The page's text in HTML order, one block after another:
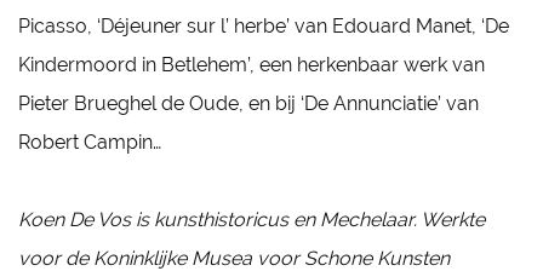
Picasso, ‘Déjeuner sur l’ herbe’ van Edouard Manet, ‘De
Kindermoord in Betlehem’, een herkenbaar werk van
Pieter Brueghel de Oude, en bij ‘De Annunciatie’ van
Robert Campin…
Koen De Vos is kunsthistoricus en Mechelaar. Werkte
voor de Koninklijke Musea voor Schone Kunsten